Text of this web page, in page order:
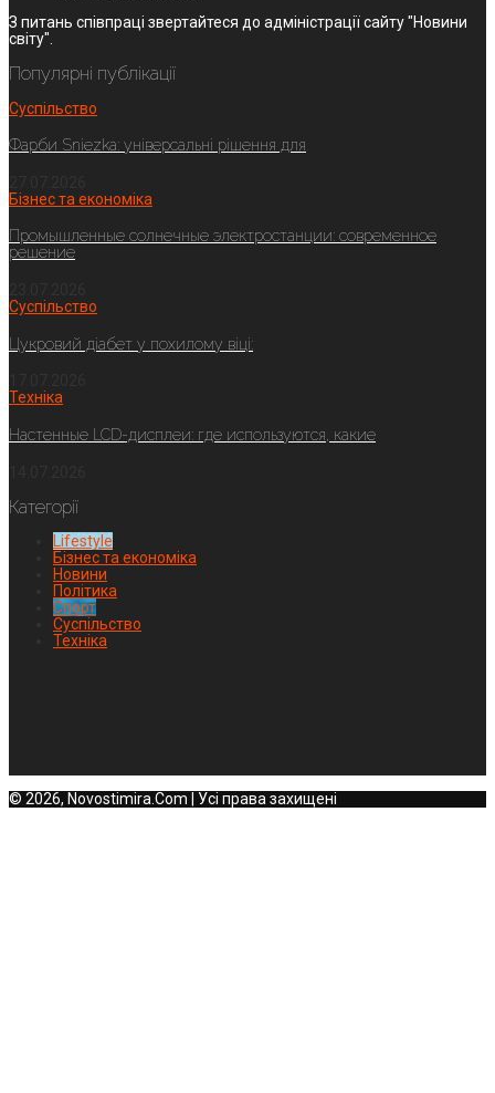
З питань співпраці звертайтеся до адміністрації сайту "Новини
світу".
Популярні публікації
Суспільство
Фарби Sniezka: універсальні рішення для
Бізнес та економіка
Промышленные солнечные электростанции: современное
решение
Суспільство
Цукровий діабет у похилому віці:
Техніка
Настенные LCD-дисплеи: где используются, какие
Категорії
Lifestyle
Бізнес та економіка
Новини
Політика
Спорт
Суспільство
Техніка
© 2026, Novostimira.Com | Усі права захищені